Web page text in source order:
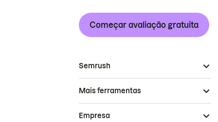
Começar avaliação gratuita
Semrush
Mais ferramentas
Empresa